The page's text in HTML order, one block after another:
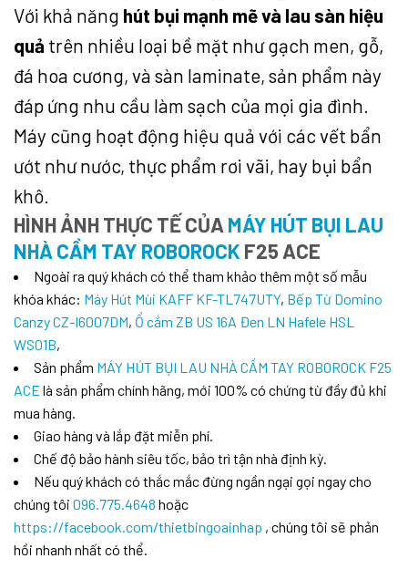
Với khả năng hút bụi mạnh mẽ và lau sàn hiệu
quả trên nhiều loại bề mặt như gạch men, gỗ,
đá hoa cương, và sàn laminate, sản phẩm này
đáp ứng nhu cầu làm sạch của mọi gia đình.
Máy cũng hoạt động hiệu quả với các vết bẩn
ướt như nước, thực phẩm rơi vãi, hay bụi bẩn
khô.
HÌNH ẢNH THỰC TẾ CỦA MÁY HÚT BỤI LAU
NHÀ CẦM TAY ROBOROCK F25 ACE
Ngoài ra quý khách có thể tham khảo thêm một số mẫu
khóa khác: Máy Hút Mùi KAFF KF-TL747UTY, Bếp Từ Domino
Canzy CZ-I6007DM, Ổ cắm ZB US 16A Đen LN Hafele HSL
WS01B,
Sản phẩm MÁY HÚT BỤI LAU NHÀ CẦM TAY ROBOROCK F25
ACE là sản phẩm chính hãng, mới 100% có chứng từ đầy đủ khi
mua hàng.
Giao hàng và lắp đặt miễn phí.
Chế độ bảo hành siêu tốc, bảo trì tận nhà định kỳ.
Nếu quý khách có thắc mắc đừng ngần ngại gọi ngay cho
chúng tôi 096.775.4648 hoặc
https://facebook.com/thietbingoainhap , chúng tôi sẽ phản
hồi nhanh nhất có thể.